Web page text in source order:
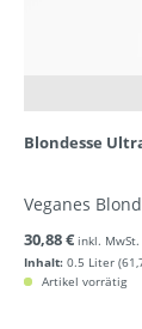
Blondesse
Veganes
Inhalt: 0.5 Liter
30,88 € inkl.
Artikel vorrätig